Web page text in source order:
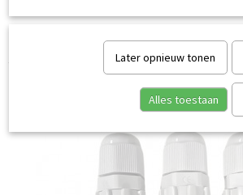
elektrische Niveau Sonde's ENS
Later opnieuw tonen
Alles toestaan